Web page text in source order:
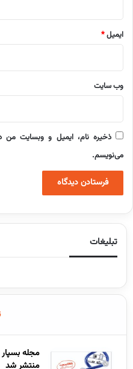
ایمیل*
وب‌ سایت
ذخیره نام، ایمیل و وبسایت من
می‌نویسم.
تبلیغات
منتشر شد